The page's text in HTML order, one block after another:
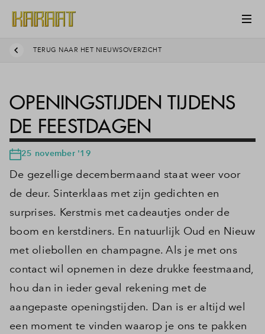
TERUG NAAR HET NIEUWSOVERZICHT
OPENINGSTIJDEN TIJDENS
DE FEESTDAGEN
25 november '19
De gezellige decembermaand staat weer voor
de deur. Sinterklaas met zijn gedichten en
surprises. Kerstmis met cadeautjes onder de
boom en kerstdiners. En natuurlijk Oud en Nieuw
met oliebollen en champagne. Als je met ons
contact wil opnemen in deze drukke feestmaand,
hou dan in ieder geval rekening met de
aangepaste openingstijden. Dan is er altijd wel
een moment te vinden waarop je ons te pakken